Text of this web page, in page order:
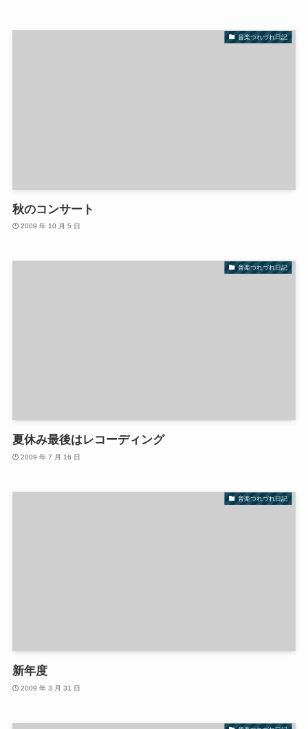
音楽つれづれ日記
秋のコンサート
2009 年 10 月 5 日
音楽つれづれ日記
夏休み最後はレコーディング
2009 年 7 月 16 日
音楽つれづれ日記
新年度
2009 年 3 月 31 日